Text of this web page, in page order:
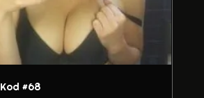
Kod #68